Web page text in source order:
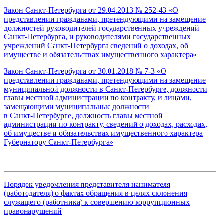
Закон Санкт‑Петербурга от 29.04.2013 № 252-43 «О
представлении гражданами, претендующими на замещение
должностей руководителей государственных учреждений
Санкт‑Петербурга, и руководителями государственных
учреждений Санкт‑Петербурга сведений о доходах, об
имуществе и обязательствах имущественного характера»
Закон Санкт‑Петербурга от 30.01.2018 № 7-3 «О
представлении гражданами, претендующими на замещение
муниципальной должности в Санкт‑Петербурге, должности
главы местной администрации по контракту, и лицами,
замещающими муниципальные должности
в Санкт‑Петербурге, должность главы местной
администрации по контракту, сведений о доходах, расходах,
об имуществе и обязательствах имущественного характера
Губернатору Санкт‑Петербурга»
Порядок уведомления представителя нанимателя
(работодателя) о фактах обращения в целях склонения
служащего (работника) к совершению коррупционных
правонарушений